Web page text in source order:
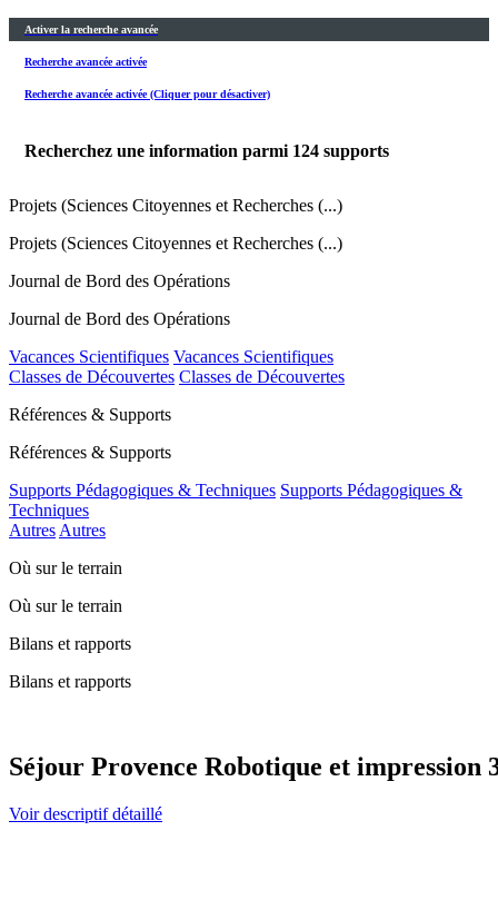
Activer la recherche avancée
Recherche avancée activée
Recherche avancée activée (Cliquer pour désactiver)
Recherchez une information parmi 124 supports
Projets (Sciences Citoyennes et Recherches (...)
Projets (Sciences Citoyennes et Recherches (...)
Journal de Bord des Opérations
Journal de Bord des Opérations
Vacances Scientifiques Vacances Scientifiques
Classes de Découvertes Classes de Découvertes
Références & Supports
Références & Supports
Supports Pédagogiques & Techniques Supports Pédagogiques &
Techniques
Autres Autres
Où sur le terrain
Où sur le terrain
Bilans et rapports
Bilans et rapports
Séjour Provence Robotique et impression
Voir descriptif détaillé